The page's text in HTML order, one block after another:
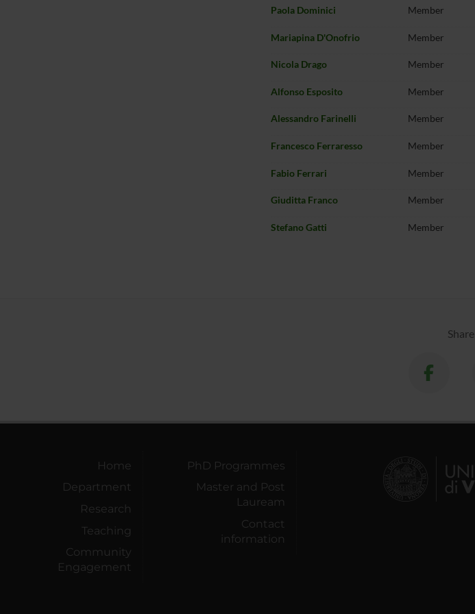
Paola Dominici Member
Mariapina D'Onofrio Member
Nicola Drago Member
Alfonso Esposito Member
Alessandro Farinelli Member
Francesco Ferraresso Member
Fabio Ferrari Member
Giuditta Franco Member
Stefano Gatti Member
Share
Home
Department
Research
Teaching
Community
Engagement
PhD Programmes
Master and Post
Lauream
Contact
information